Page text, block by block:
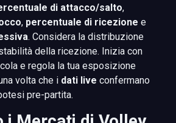
di attacco/salto,
, percentuale di ricezione e
. Considera la distribuzione
della ricezione. Inizia con
e regola la tua esposizione
volta che i dati live confermano
pre-partita.